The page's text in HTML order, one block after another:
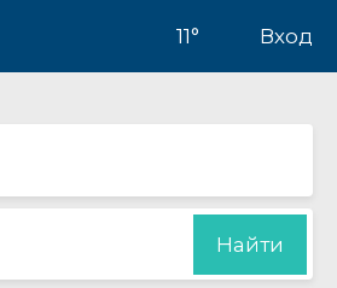
11° Вход
Найти